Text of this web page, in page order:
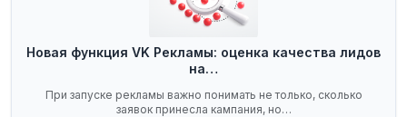
Новая функция VK Рекламы: оценка качества лидов
на…
При запуске рекламы важно понимать не только, сколько
заявок принесла кампания, но…